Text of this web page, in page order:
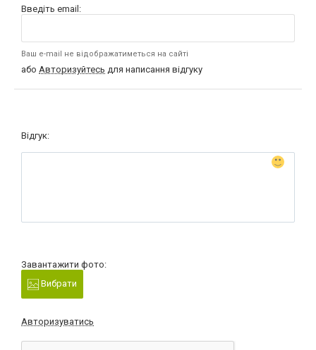
Введіть email:
Ваш e-mail не відображатиметься на сайті
або Авторизуйтесь для написання відгуку
Відгук:
Завантажити фото:
Вибрати
Авторизуватись